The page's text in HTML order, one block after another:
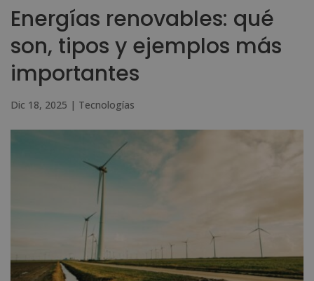
Energías renovables: qué
son, tipos y ejemplos más
importantes
Dic 18, 2025 | Tecnologías